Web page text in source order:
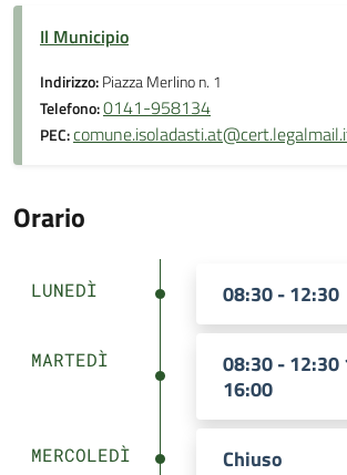
Il Municipio
Indirizzo:Piazza Merlino n. 1
Telefono:0141-958134
PEC:
Orario
LUNEDÌ 08:30 - 12:30
MARTEDÌ
08:30 - 12:30
16:00
MERCOLEDÌ Chiuso